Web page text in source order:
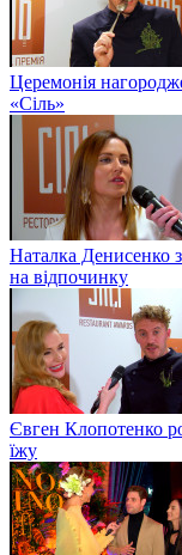
Церемонія
«Сіль»
Наталка Денисенко
на відпочинку
Євген Клопотенко
їжу